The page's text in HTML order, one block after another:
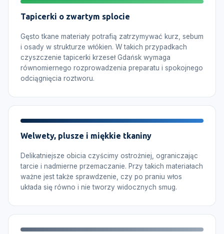
Tapicerki o zwartym splocie
Gęsto tkane materiały potrafią zatrzymywać kurz, sebum
i osady w strukturze włókien. W takich przypadkach
czyszczenie tapicerki krzeseł Gdańsk wymaga
równomiernego rozprowadzenia preparatu i spokojnego
odciągnięcia roztworu.
Welwety, plusze i miękkie tkaniny
Delikatniejsze obicia czyścimy ostrożniej, ograniczając
tarcie i nadmierne przemaczanie. Przy takich materiałach
ważne jest także sprawdzenie, czy po praniu włos
układa się równo i nie tworzy widocznych smug.